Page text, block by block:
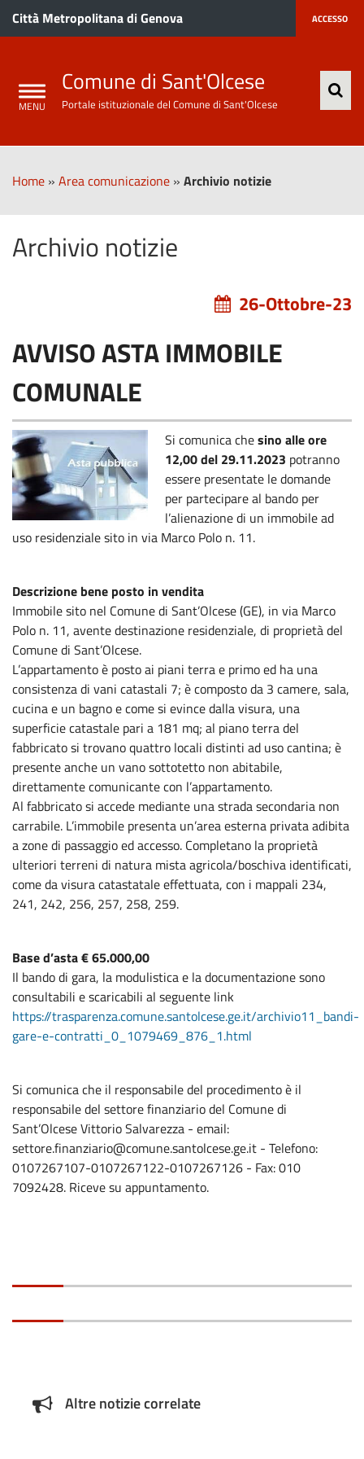
Città Metropolitana di Genova ACCESSO
Comune di Sant'Olcese
Portale istituzionale del Comune di Sant'Olcese
Home » Area comunicazione » Archivio notizie
Archivio notizie
26-Ottobre-23
AVVISO ASTA IMMOBILE
COMUNALE
Si comunica chesino alle ore
12,00 del 29.11.2023 potranno
essere presentate le domande
per partecipare al bando per
l’alienazione di un immobile ad
uso residenziale sito in via Marco Polo n. 11.
Descrizione bene posto in vendita
Immobile sito nel Comune di Sant’Olcese (GE), in via Marco
Polo n. 11, avente destinazione residenziale, di proprietà del
Comune di Sant’Olcese.
L’appartamento è posto ai piani terra e primo ed ha una
consistenza di vani catastali 7; è composto da 3 camere, sala,
cucina e un bagno e come si evince dalla visura, una
superficie catastale pari a 181 mq; al piano terra del
fabbricato si trovano quattro locali distinti ad uso cantina; è
presente anche un vano sottotetto non abitabile,
direttamente comunicante con l’appartamento.
Al fabbricato si accede mediante una strada secondaria non
carrabile. L’immobile presenta un’area esterna privata adibita
a zone di passaggio ed accesso. Completano la proprietà
ulteriori terreni di natura mista agricola/boschiva identificati,
come da visura catastatale effettuata, con i mappali 234,
241, 242, 256, 257, 258, 259.
Base d’asta € 65.000,00
Il bando di gara, la modulistica e la documentazione sono
consultabili e scaricabili al seguente link
https://trasparenza.comune.santolcese.ge.it/archivio11_bandi-
gare-e-contratti_0_1079469_876_1.html
Si comunica che il responsabile del procedimento è il
responsabile del settore finanziario del Comune di
Sant’Olcese Vittorio Salvarezza - email:
settore.finanziario@comune.santolcese.ge.it - Telefono:
0107267107-0107267122-0107267126 - Fax: 010
7092428. Riceve su appuntamento.
Altre notizie correlate